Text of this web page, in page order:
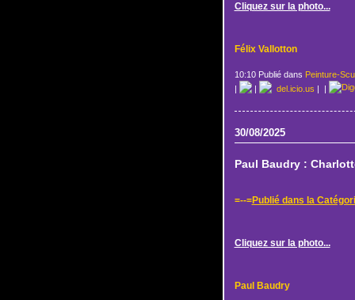
Cliquez sur la photo...
Félix Vallotton
10:10 Publié dans Peinture-
|
| del.icio.us | |
30/08/2025
Paul Baudry :
=--=Publié dans la
Cliquez sur la photo...
Paul Baudry